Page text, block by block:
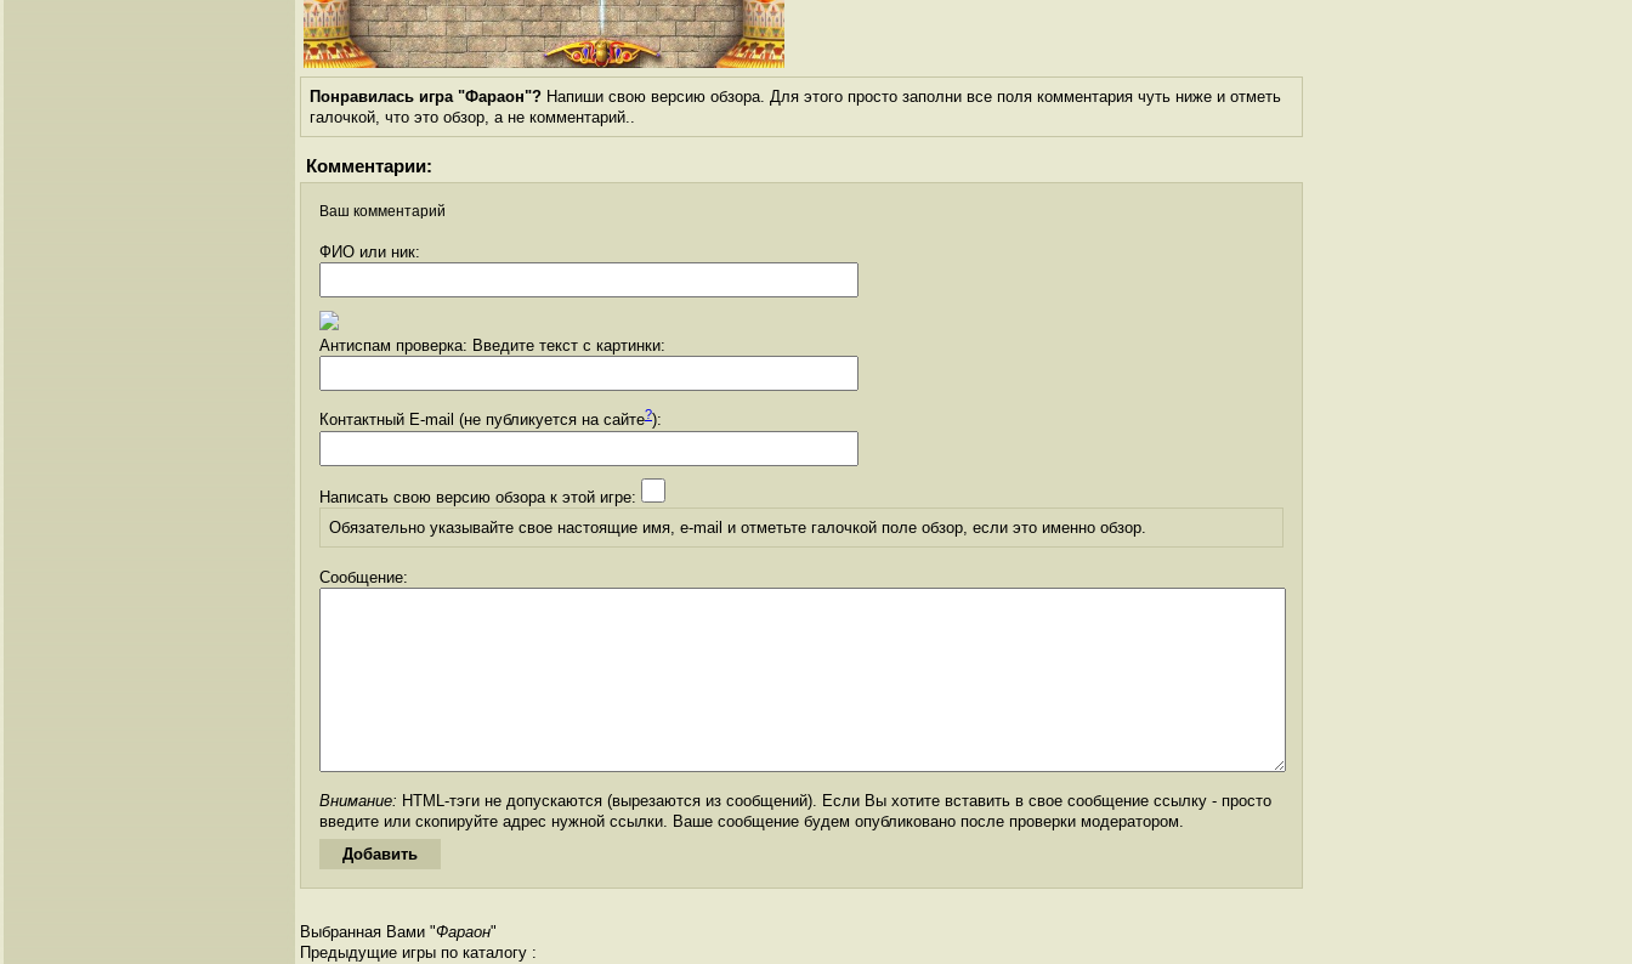
Понравилась игра "Фараон"? Напиши свою версию обзора. Для этого просто заполни все поля комментария чуть ниже и отметь
галочкой, что это обзор, а не комментарий..
Комментарии:
Ваш комментарий
ФИО или ник:
Антиспам проверка: Введите текст с картинки:
Контактный E-mail (не публикуется на сайте?):
Написать свою версию обзора к этой игре:
Обязательно указывайте свое настоящие имя, e-mail и отметьте галочкой поле обзор, если это именно обзор.
Сообщение:
Внимание: HTML-тэги не допускаются (вырезаются из сообщений). Если Вы хотите вставить в свое сообщение ссылку - просто
введите или скопируйте адрес нужной ссылки. Ваше сообщение будем опубликовано после проверки модератором.
Выбранная Вами "Фараон"
Предыдущие игры по каталогу :